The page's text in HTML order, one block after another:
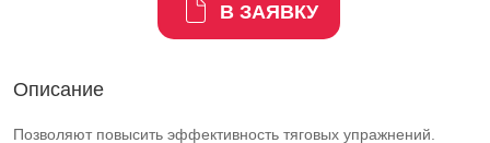
В ЗАЯВКУ
Описание
Позволяют повысить эффективность тяговых упражнений.